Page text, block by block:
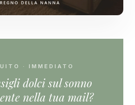
· IMMEDIATO
dolci sul sonno
nella tua mail?